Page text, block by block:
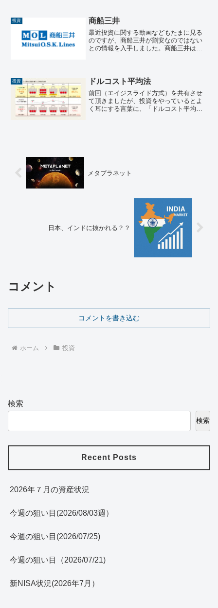
資対象にするためにも、本...
投資 商船三井
最近投資に関する動画などもたまに見る
のですが、商船三井が割安なのではない
との情報を入手しました。商船三井は名
式会社商船三井（Mit...
投資 ドルコスト平均法
前回（エイジスライド方式）を共有させ
て頂きましたが、投資をやっているとよ
く耳にする言葉に、「ドルコスト平均
メタプラネット
日本、インドに抜かれる？？
コメント
コメントを書き込む
ホーム 投資
検索
検索
Recent Posts
2026年７月の資産状況
今週の狙い目(2026/08/03週）
今週の狙い目(2026/07/25)
今週の狙い目（2026/07/21)
新NISA状況(2026年7月）